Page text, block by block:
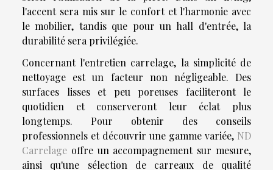
l'accent sera mis sur le confort et l'harmonie avec
le mobilier, tandis que pour un hall d'entrée, la
durabilité sera privilégiée.
Concernant l'entretien carrelage, la simplicité de
nettoyage est un facteur non négligeable. Des
surfaces lisses et peu poreuses faciliteront le
quotidien et conserveront leur éclat plus
longtemps. Pour obtenir des conseils
professionnels et découvrir une gamme variée, ND
Carrelage offre un accompagnement sur mesure,
ainsi qu'une sélection de carreaux de qualité